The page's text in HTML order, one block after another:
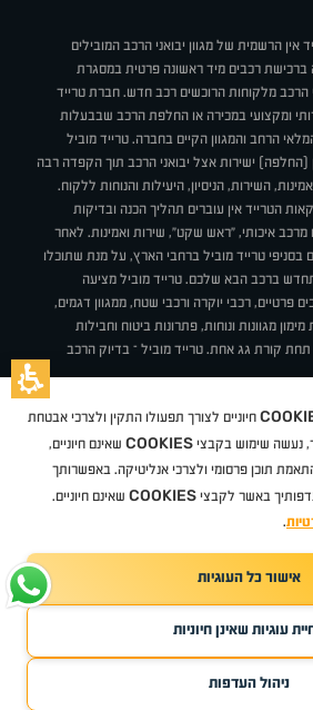
אין הרשמית של מגוון יבואני הרכב המובילים
ברכישת רכבים מיד ראשונה פרטית במסגרת
הרכב מלקוחות הרוכשים רכב חדש. חברת טרייד
ומקצועי במכירה או החלפת הרכב שבבעלות
הרחב והמגוון הקיים בחברה. טרייד מוביל
(החלפה) ישירות אצל יבואני הרכב תוך הקפדה רבה
השירות, הניסיון, היעילות והנוחות ללקוח.
הטרייד אין עוברים תהליך הכנה ובדיקות
מרכב איכותי, "ראש שקט", שירות ואמינות. לאחר
בסניפי טרייד מוביל ברחבי הארץ, על מנת שתוכלו
ברכב הבא שלכם. טרייד מוביל מציעה
פרטיים, רכבי יוקרה ורכבי שטח, ממגוון דגמים,
מגוונות ונוחות, פתרונות ביטוח וחבילות
קורת גג אחת. טרייד מוביל – בדיוק הרכב
מגזין טרייד מובילאיך זה עובד? דרושים
העדפות עוגיות
בי ווי דיצ'רי טסלהניסאןטויוטהדאצ'יהפולקסווגןטסלה
שברולט
TradeMobile instagram
TradeMobile youtube
TradeMobile facebook
מרקטינג - קידום אתרים
שמורות טרייד מוביל2026
חיוניים לצורך תפעולו התקין ולצרכי אבטחת
נעשה שימוש בקבצי COOKIES שאינם חיוניים,
תוכן פרסומי ולצרכי אנליטיקה. באפשרותך
באשר לקבצי COOKIES שאינם חיוניים.
.
אישור כל העוגיות
עוגיות שאינן חיוניות
ניהול העדפות